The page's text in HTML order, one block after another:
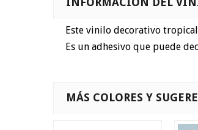
Este vinilo decorativo
Es un adhesivo que puede
MÁS COLORES Y